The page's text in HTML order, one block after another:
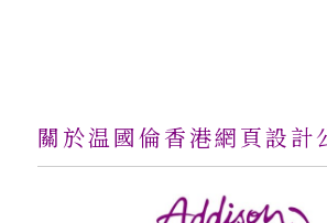
關於温國倫香港網頁設計